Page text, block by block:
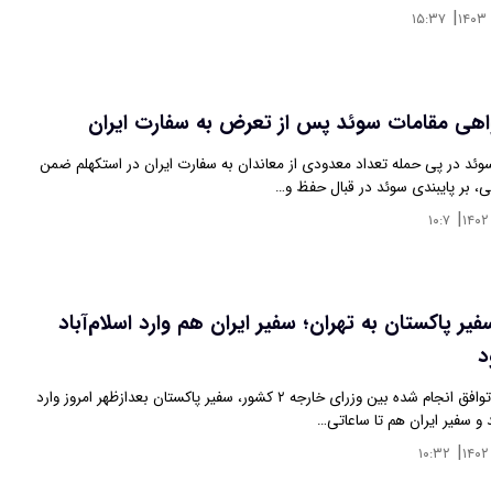
| ۱۵:۳۷
مقامات سوئد پس از تعرض به سفارت ایران
در پی حمله تعداد معدودی از معاندان به سفارت ایران در استکهلم ضمن
بر پایبندی سوئد در قبال حفظ و…
| ۱۰:۷
پاکستان به تهران؛ سفیر ایران هم وارد اسلام‌آباد
براساس توافق انجام شده بین وزرای خارجه ۲ کشور، سفیر پاکستان بعدازظهر امروز وارد
و سفیر ایران هم تا ساعاتی…
| ۱۰:۳۲